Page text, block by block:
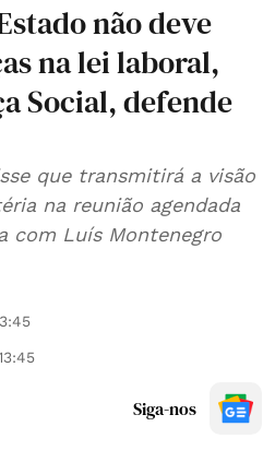
não deve
na lei laboral,
Social, defende
que transmitirá a visão
na reunião agendada
com Luís Montenegro
Siga-nos